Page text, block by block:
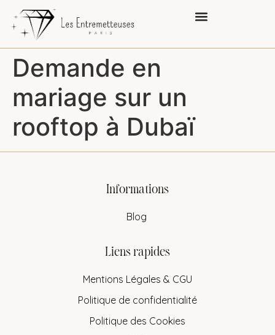
principal
Demande en
mariage sur un
rooftop à Dubaï
Liens rapides
Mentions Légales & CGU
Politique de confidentialité
Politique des Cookies
Informations
Blog